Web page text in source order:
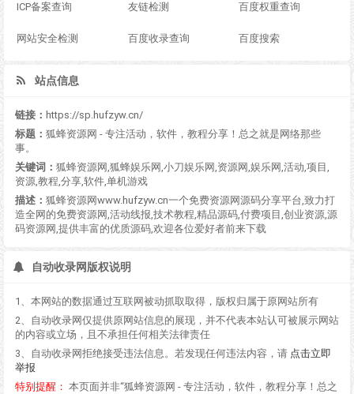
ICP备案查询 友链检测 百度权重查询
网站安全检测 百度收录查询 百度搜索
站点信息
链接： https://sp.hufzyw.cn/
标题： 狐蜂资源网 - 专注活动，软件，教程分享！总之就是网络那些
事。
关键词： 狐蜂资源网,狐蜂娱乐网,小刀娱乐网,资源网,娱乐网,活动,项目,
资源,教程,分享,软件,单机游戏
描述： 狐蜂资源网www.hufzyw.cn一个免费资源网源码分享平台,致力打
造全网的免费资源网,活动线报,技术教程,精品源码,付费项目,创业资源,源
码资源网,提供丰富的优质源码,欢迎各位爱好者前来下载
自动收录网版权说明
1、本网站的数据通过互联网被动抓取取得，版权归属于原网站所有
2、自动收录网仅提供原网站信息的展现，并不代表本站认可被展示网站
的内容或立场，且不承担任何相关法律责任
3、自动收录网拒绝接受违法信息。若发现任何违法内容，请 点击立即
举报
特别提醒： 本页面并非“狐蜂资源网 - 专注活动，软件，教程分享！总之